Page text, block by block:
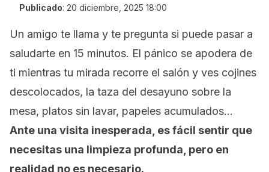
Publicado: 20 diciembre, 2025 18:00
Un amigo te llama y te pregunta si puede pasar a
saludarte en 15 minutos. El pánico se apodera de
ti mientras tu mirada recorre el salón y ves cojines
descolocados, la taza del desayuno sobre la
mesa, platos sin lavar, papeles acumulados…
Ante una visita inesperada, es fácil sentir que
necesitas una limpieza profunda, pero en
realidad no es necesario.